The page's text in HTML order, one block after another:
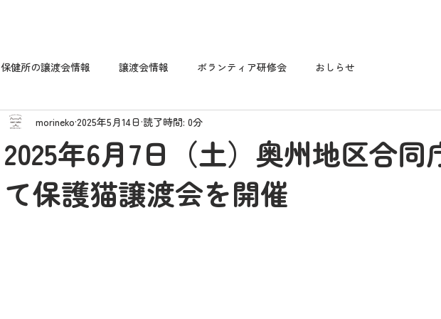
保健所の譲渡会情報 譲渡会情報 ボランティア研修会 おしらせ
2025年6月7日（土）奥州地区合同
て保護猫譲渡会を開催
morineko 2025年5月14日 読了時間: 0分